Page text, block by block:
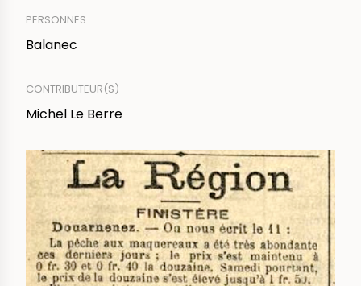
PERSONNES
Balanec
CONTRIBUTEUR(S)
Michel Le Berre
IMAGE